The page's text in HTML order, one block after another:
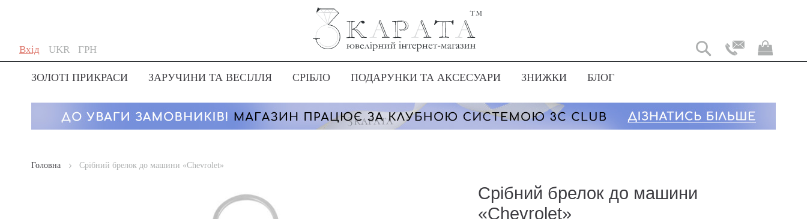
Вхід
Skip
to
Content
Мова
UKR
Мій
Валюта
ГРН
ЗОЛОТІ ПРИКРАСИ ЗАРУЧИНИ ТА ВЕСІЛЛЯ СРІБЛО ПОДАРУНКИ ТА АКСЕСУАРИ ЗНИЖКИ БЛОГ
Головна Срібний брелок до машини «Chevrolet»
Срібний брелок до машини
«Chevrolet»